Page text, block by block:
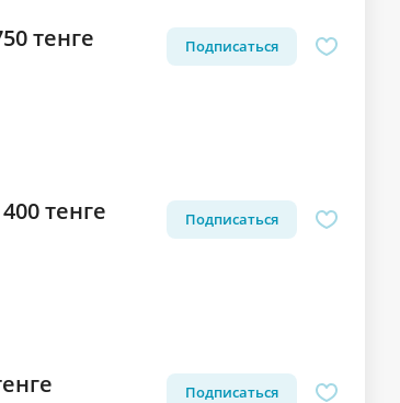
тенге Подписаться
тенге Подписаться
Подписаться